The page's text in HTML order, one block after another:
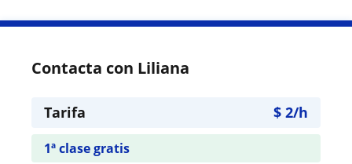
Contacta con Liliana
Tarifa $ 2/h
1ª clase gratis